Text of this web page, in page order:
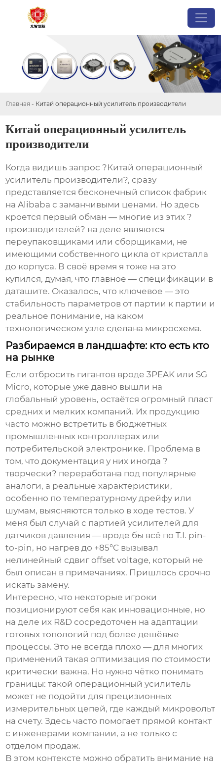
Главная - Китай операционный усилитель производители
Китай операционный усилитель
производители
Когда видишь запрос ?Китай операционный
усилитель производители?, сразу
представляется бесконечный список фабрик
на Alibaba с заманчивыми ценами. Но здесь
кроется первый обман — многие из этих ?
производителей? на деле являются
переупаковщиками или сборщиками, не
имеющими собственного цикла от кристалла
до корпуса. В своё время я тоже на это
купился, думая, что главное — спецификации в
даташите. Оказалось, что ключевое — это
стабильность параметров от партии к партии и
реальное понимание, на каком
технологическом узле сделана микросхема.
Разбираемся в ландшафте: кто есть кто
на рынке
Если отбросить гигантов вроде 3PEAK или SG
Micro, которые уже давно вышли на
глобальный уровень, остаётся огромный пласт
средних и мелких компаний. Их продукцию
часто можно встретить в бюджетных
промышленных контроллерах или
потребительской электронике. Проблема в
том, что документация у них иногда ?
творчески? переработана под популярные
аналоги, а реальные характеристики,
особенно по температурному дрейфу или
шумам, выясняются только в ходе тестов. У
меня был случай с партией усилителей для
датчиков давления — вроде бы всё по T.I. pin-
to-pin, но нагрев до +85°C вызывал
нелинейный сдвиг offset voltage, который не
был описан в примечаниях. Пришлось срочно
искать замену.
Интересно, что некоторые игроки
позиционируют себя как инновационные, но
на деле их R&D сосредоточен на адаптации
готовых топологий под более дешёвые
процессы. Это не всегда плохо — для многих
применений такая оптимизация по стоимости
критически важна. Но нужно чётко понимать
границы: такой операционный усилитель
может не подойти для прецизионных
измерительных цепей, где каждый микровольт
на счету. Здесь часто помогает прямой контакт
с инженерами компании, а не только с
отделом продаж.
В этом контексте можно обратить внимание на